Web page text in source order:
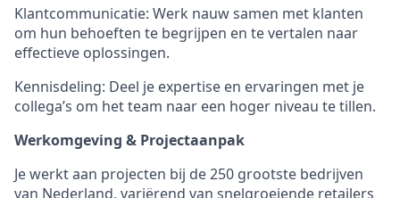
Klantcommunicatie: Werk nauw samen met klanten
om hun behoeften te begrijpen en te vertalen naar
effectieve oplossingen.
Kennisdeling: Deel je expertise en ervaringen met je
collega’s om het team naar een hoger niveau te tillen.
Werkomgeving & Projectaanpak
Je werkt aan projecten bij de 250 grootste bedrijven
van Nederland, variërend van snelgroeiende retailers